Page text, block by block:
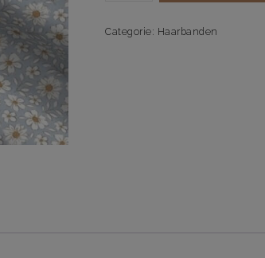
aantal
Categorie: Haarbanden